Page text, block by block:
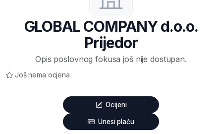
GLOBAL COMPANY d.o.o.
Prijedor
Opis poslovnog fokusa još nije dostupan.
Još nema ocjena
Ocijeni
Unesi plaću